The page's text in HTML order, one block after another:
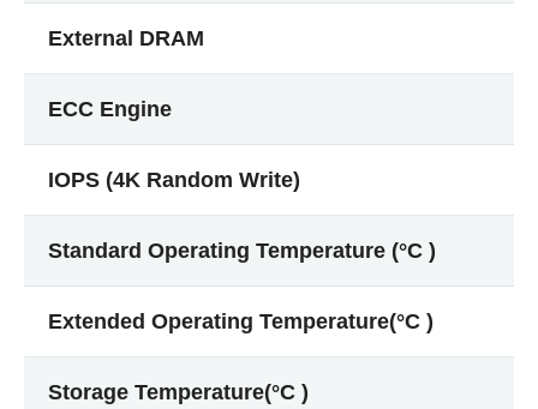
External DRAM
ECC Engine
IOPS (4K Random Write)
Standard Operating Temperature (°C )
Extended Operating Temperature(°C )
Storage Temperature(°C )